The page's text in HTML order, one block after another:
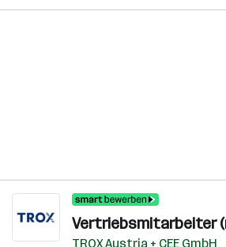
Vertriebsmitarbeiter
TROX Austria + CEE GmbH